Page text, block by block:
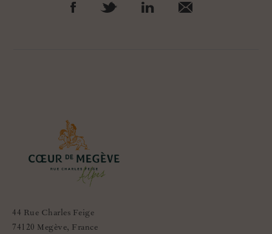
44 Rue Charles Feige
74120 Megève, France